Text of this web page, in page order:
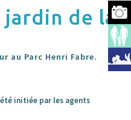
au Parc Henri Fabre.
initiée par les agents